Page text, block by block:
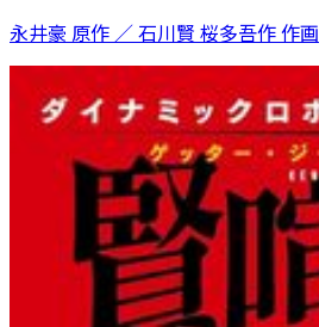
永井豪 原作 ／ 石川賢 桜多吾作 作画